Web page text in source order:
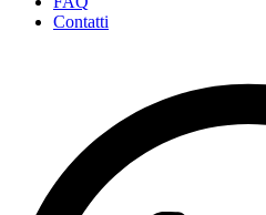
Contatti